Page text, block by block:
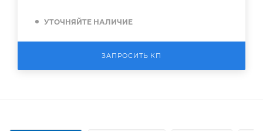
УТОЧНЯЙТЕ НАЛИЧИЕ
ЗАПРОСИТЬ КП